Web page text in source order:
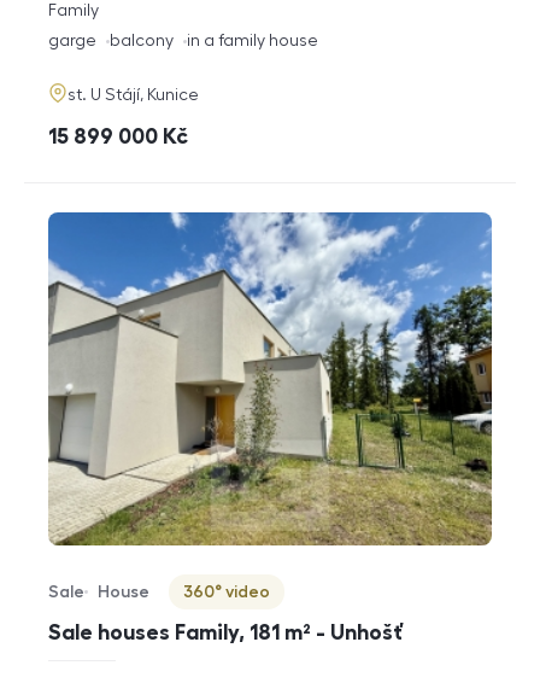
rozměry
disposition
Family
funkce
garge balcony in a family house
adresa
st. U Stájí, Kunice
cena
15 899 000 Kč
Sale houses Family, 181 m² - Unhošť
Offer type
Sale
Property type
House
Virtuální prohlídka
360° video